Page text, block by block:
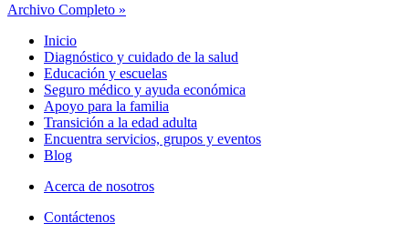
Archivo Completo »
Inicio
Diagnóstico y cuidado de la salud
Educación y escuelas
Seguro médico y ayuda económica
Apoyo para la familia
Transición a la edad adulta
Encuentra servicios, grupos y eventos
Blog
Acerca de nosotros
Contáctenos